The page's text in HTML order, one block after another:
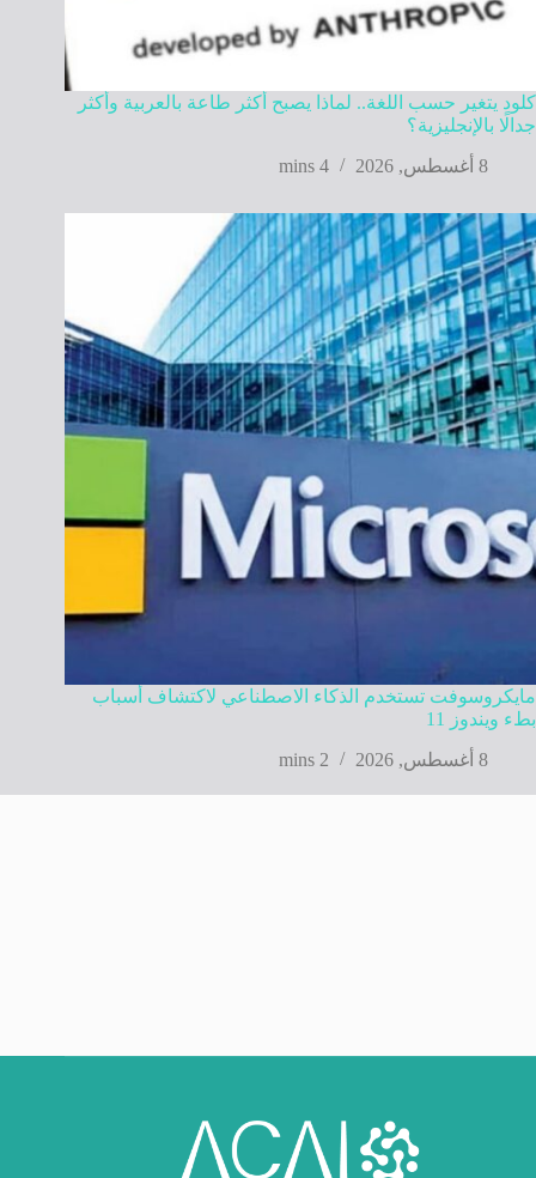
كلود يتغير حسب اللغة.. لماذا يصبح أكثر طاعة بالعربية وأكثر
جدالًا بالإنجليزية؟
8 أغسطس, 2026
4 mins
مايكروسوفت تستخدم الذكاء الاصطناعي لاكتشاف أسباب
بطء ويندوز 11
8 أغسطس, 2026
2 mins